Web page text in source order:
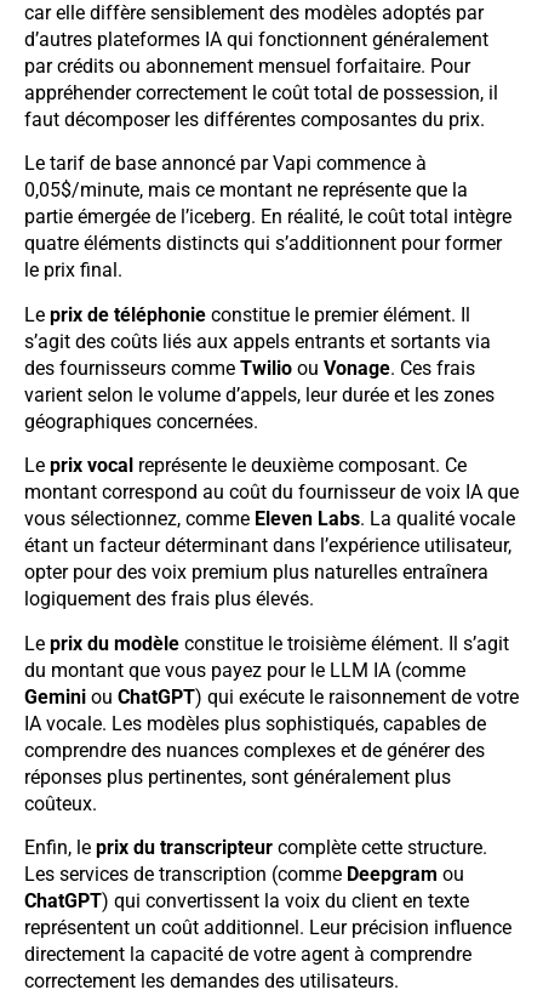
car elle diffère sensiblement des modèles adoptés par
d’autres plateformes IA qui fonctionnent généralement
par crédits ou abonnement mensuel forfaitaire. Pour
appréhender correctement le coût total de possession, il
faut décomposer les différentes composantes du prix.
Le tarif de base annoncé par Vapi commence à
0,05$/minute, mais ce montant ne représente que la
partie émergée de l’iceberg. En réalité, le coût total intègre
quatre éléments distincts qui s’additionnent pour former
le prix final.
Le prix de téléphonie constitue le premier élément. Il
s’agit des coûts liés aux appels entrants et sortants via
des fournisseurs comme Twilio ou Vonage. Ces frais
varient selon le volume d’appels, leur durée et les zones
géographiques concernées.
Le prix vocal représente le deuxième composant. Ce
montant correspond au coût du fournisseur de voix IA que
vous sélectionnez, comme Eleven Labs. La qualité vocale
étant un facteur déterminant dans l’expérience utilisateur,
opter pour des voix premium plus naturelles entraînera
logiquement des frais plus élevés.
Le prix du modèle constitue le troisième élément. Il s’agit
du montant que vous payez pour le LLM IA (comme
Gemini ou ChatGPT) qui exécute le raisonnement de votre
IA vocale. Les modèles plus sophistiqués, capables de
comprendre des nuances complexes et de générer des
réponses plus pertinentes, sont généralement plus
coûteux.
Enfin, le prix du transcripteur complète cette structure.
Les services de transcription (comme Deepgram ou
ChatGPT) qui convertissent la voix du client en texte
représentent un coût additionnel. Leur précision influence
directement la capacité de votre agent à comprendre
correctement les demandes des utilisateurs.